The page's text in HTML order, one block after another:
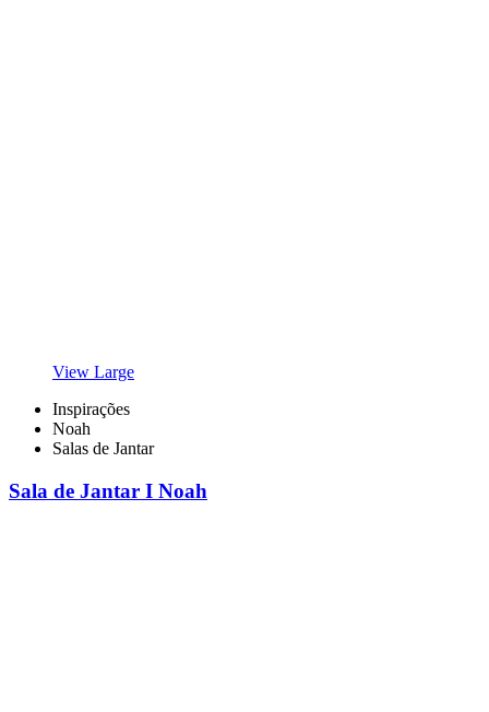
View Large
Inspirações
Noah
Salas de Jantar
Sala de Jantar I Noah